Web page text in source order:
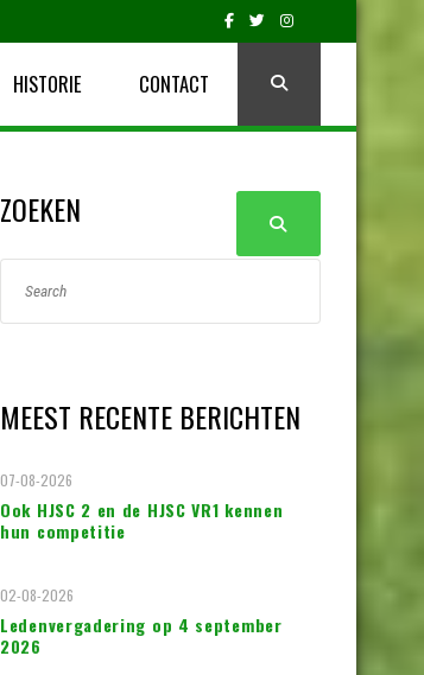
HISTORIE CONTACT
ZOEKEN
MEEST RECENTE BERICHTEN
Ook HJSC 2 en de HJSC VR1 kennen
hun competitie
07-08-2026
Ledenvergadering op 4 september
2026
02-08-2026